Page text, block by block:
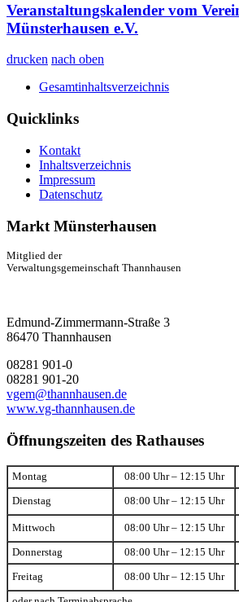
Veranstaltungskalender vom
Münsterhausen e.V.
drucken nach oben
Gesamtinhaltsverzeichnis
Quicklinks
Kontakt
Inhaltsverzeichnis
Impressum
Datenschutz
Markt Münsterhausen
Mitglied der
Verwaltungsgemeinschaft Thannhausen
Edmund-Zimmermann-Straße 3
86470 Thannhausen
08281 901-0
08281 901-20
vgem@thannhausen.de
www.vg-thannhausen.de
Öffnungszeiten des Rathauses
Montag 08:00 Uhr – 12:15 Uhr
Dienstag 08:00 Uhr – 12:15 Uhr
Mittwoch 08:00 Uhr – 12:15 Uhr
Donnerstag 08:00 Uhr – 12:15 Uhr
Freitag 08:00 Uhr – 12:15 Uhr